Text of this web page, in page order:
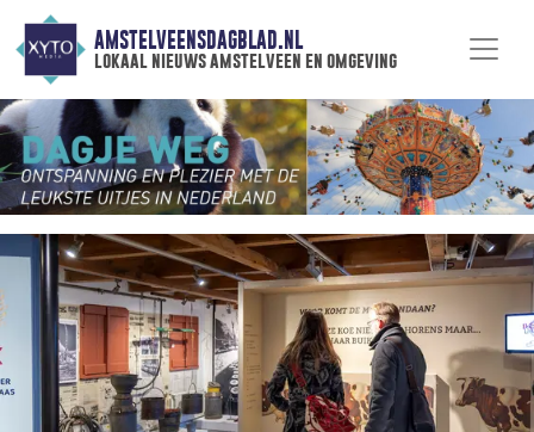
AMSTELVEENSDAGBLAD.NL
lokaal nieuws amstelveen en omgeving